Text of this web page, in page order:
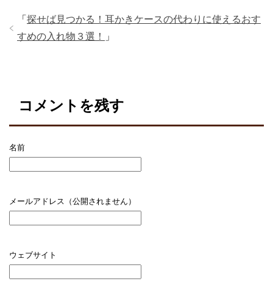
o
k
「 探せば見つかる！耳かきケースの代わりに使えるおす
すめの入れ物３選！
」
コメントを残す
名前
メールアドレス（公開されません）
ウェブサイト